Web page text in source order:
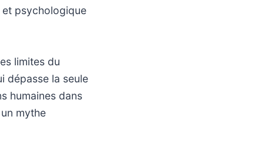
psychologique
limites du
dépasse la seule
humaines dans
mythe